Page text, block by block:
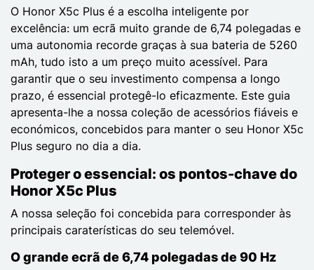
O Honor X5c Plus é a escolha inteligente por
excelência: um ecrã muito grande de 6,74 polegadas e
uma autonomia recorde graças à sua bateria de 5260
mAh, tudo isto a um preço muito acessível. Para
garantir que o seu investimento compensa a longo
prazo, é essencial protegê-lo eficazmente. Este guia
apresenta-lhe a nossa coleção de acessórios fiáveis e
económicos, concebidos para manter o seu Honor X5c
Plus seguro no dia a dia.
Proteger o essencial: os pontos-chave do
Honor X5c Plus
A nossa seleção foi concebida para corresponder às
principais caraterísticas do seu telemóvel.
O grande ecrã de 6,74 polegadas de 90 Hz